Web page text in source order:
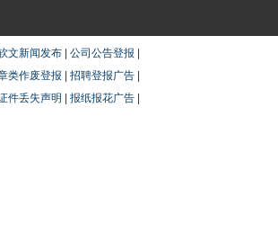
文新闻发布 公司公告登报
类作废登报 招聘登报广告
件丢失声明 报纸报花广告